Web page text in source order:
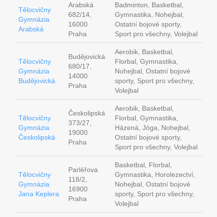
Tělocvičny
Gymnázia
Arabská
Arabská
682/14,
16000
Praha
Badminton, Basketbal,
Gymnastika, Nohejbal,
Ostatní bojové sporty,
Sport pro všechny, Volejbal
Tělocvičny
Gymnázia
Budějovická
Budějovická
680/17,
14000
Praha
Aerobik, Basketbal,
Florbal, Gymnastika,
Nohejbal, Ostatní bojové
sporty, Sport pro všechny,
Volejbal
Tělocvičny
Gymnázia
Českolipská
Českolipská
373/27,
19000
Praha
Aerobik, Basketbal,
Florbal, Gymnastika,
Házená, Jóga, Nohejbal,
Ostatní bojové sporty,
Sport pro všechny, Volejbal
Tělocvičny
Gymnázia
Jana Keplera
Parléřova
118/2,
16900
Praha
Basketbal, Florbal,
Gymnastika, Horolezectví,
Nohejbal, Ostatní bojové
sporty, Sport pro všechny,
Volejbal